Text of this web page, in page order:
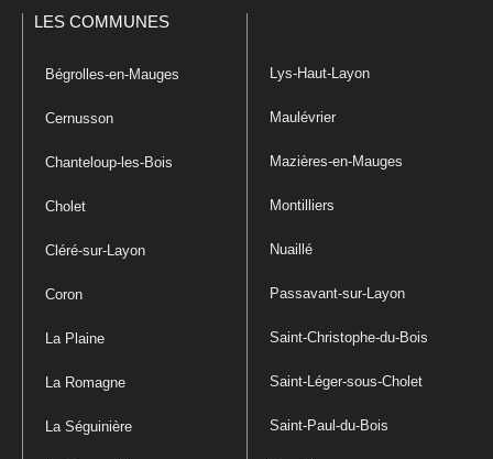
LES COMMUNES
Bégrolles-en-Mauges
Cernusson
Chanteloup-les-Bois
Cholet
Cléré-sur-Layon
Coron
La Plaine
La Romagne
La Séguinière
Lys-Haut-Layon
Maulévrier
Mazières-en-Mauges
Montilliers
Nuaillé
Passavant-sur-Layon
Saint-Christophe-du-Bois
Saint-Léger-sous-Cholet
Saint-Paul-du-Bois